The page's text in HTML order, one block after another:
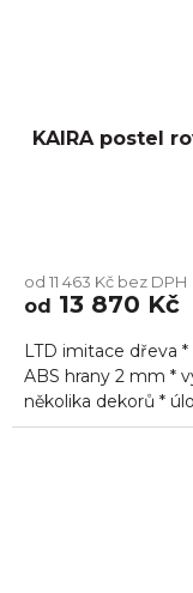
KAIRA postel
od 11 463 Kč bez DPH
od 13 870 Kč
LTD imitace dřeva
ABS hrany 2 mm *
několika dekorů *